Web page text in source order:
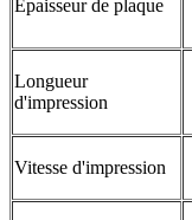
Épaisseur de plaque
Longueur
d'impression
Vitesse d'impression